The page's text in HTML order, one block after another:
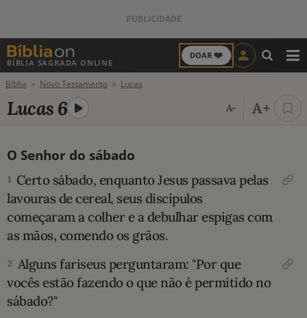
BÍBLIA SAGRADA ONLINE
DOAR ❤️
ANTIGO TESTAMENTO
VERSÍCULOS
VERSÍCULO DO DIA
PALAVRA DO DIA
SALMO DO DIA
DEVOCIONAL DIÁRIO
Bíblia Novo Testamento Lucas
Lucas 6 A- A+
O Senhor do sábado
1 Certo sábado, enquanto Jesus passava pelas
lavouras de cereal, seus discípulos
começaram a colher e a debulhar espigas com
as mãos, comendo os grãos.
2 Alguns fariseus perguntaram: "Por que
vocês estão fazendo o que não é permitido no
sábado?"